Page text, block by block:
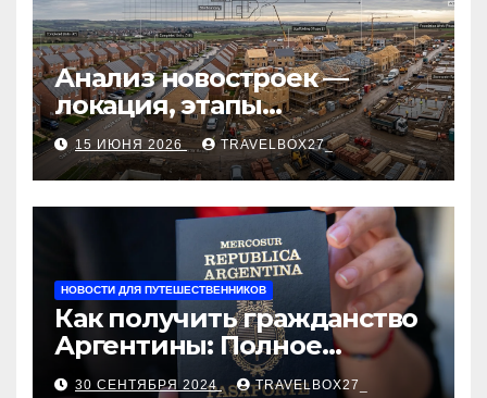
Анализ новостроек —
локация, этапы
строительства, проверка
застройщика, сценарии
оформления сделки и
рыночные ориентиры
15 ИЮНЯ 2026 TRAVELBOX27_
НОВОСТИ ДЛЯ ПУТЕШЕСТВЕННИКОВ
Как получить гражданство
Аргентины: Полное
руководство
30 СЕНТЯБРЯ 2024 TRAVELBOX27_